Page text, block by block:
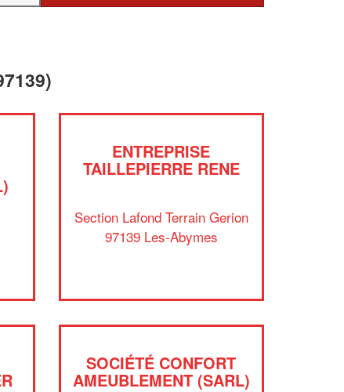
ENTREPRISE
TAILLEPIERRE RENE
Section Lafond Terrain Gerion
97139 Les-Abymes
SOCIÉTÉ CONFORT
AMEUBLEMENT (SARL)